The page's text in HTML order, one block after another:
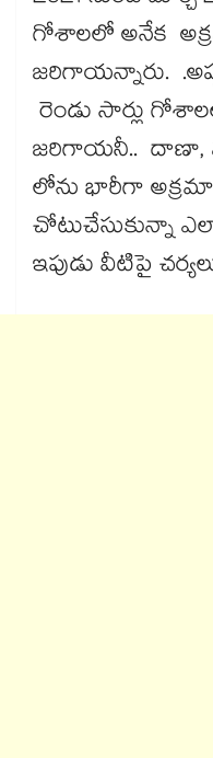
గోశాలలో అనేక
జరిగాయన్నారు.
రెండు సార్లు
జరిగాయనీ.. దాణా,
లోను భారీగా
చోటుచేసుకున్నా
ఇపుడు వీటిపై